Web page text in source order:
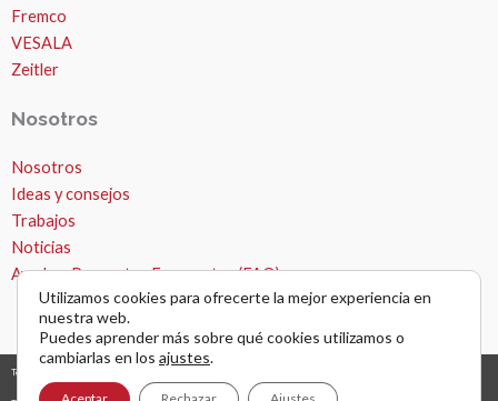
Fremco
VESALA
Zeitler
Nosotros
Nosotros
Ideas y consejos
Trabajos
Noticias
Ayuda – Preguntas Frecuentes (FAQ)
Todos los derechos © 2026 Microzanjas, canalizaciones y apertura de zanjas. |
Utilizamos cookies para ofrecerte la mejor experiencia en
nuestra web.
Puedes aprender más sobre qué cookies utilizamos o
cambiarlas en los ajustes.
MICROZANJAS